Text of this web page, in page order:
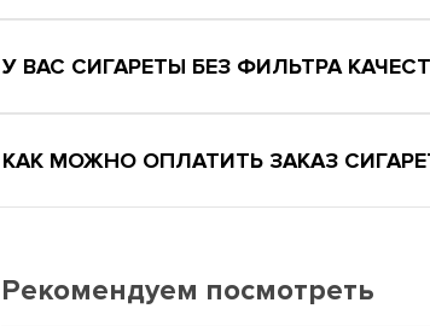
У ВАС СИГАРЕТЫ БЕЗ ФИЛЬТРА
КАК МОЖНО ОПЛАТИТЬ ЗАКАЗ
Рекомендуем посмотреть